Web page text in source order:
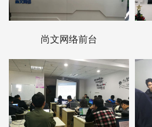
尚文网络前台